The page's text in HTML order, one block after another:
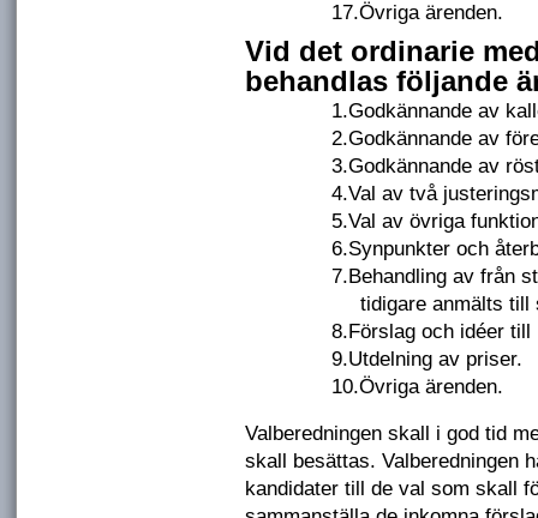
17.Övriga ärenden.
Vid det ordinarie
behandlas följande
1.Godkännande av
2.Godkännande av
3.Godkännande av
4.Val av två
5.Val av övriga
6.Synpunkter och
7.Behandling av från
tidigare anmälts till
8.Förslag och idéer
9.Utdelning av priser.
10.Övriga ärenden.
Valberedningen skall i god tid
skall besättas. Valberedningen
kandidater till de val som skall